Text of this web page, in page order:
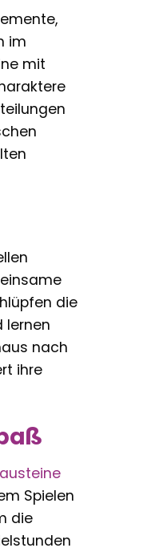
im
mit
die
lernen
nach
ihre
Spielen
die